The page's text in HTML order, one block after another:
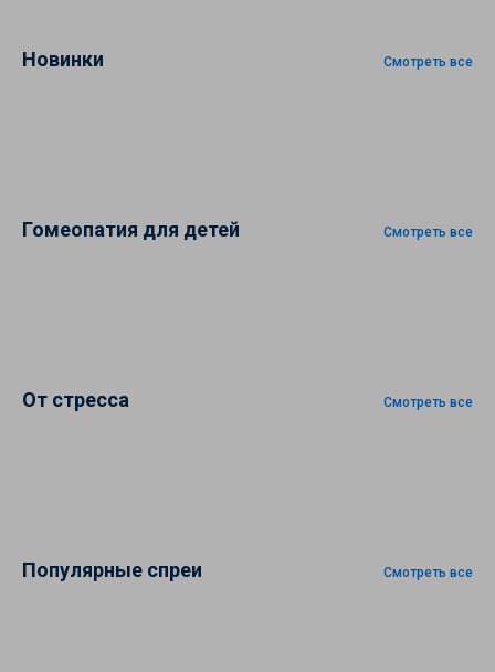
Новинки Смотреть все
Гомеопатия для детей Смотреть все
От стресса Смотреть все
Популярные спреи Смотреть все